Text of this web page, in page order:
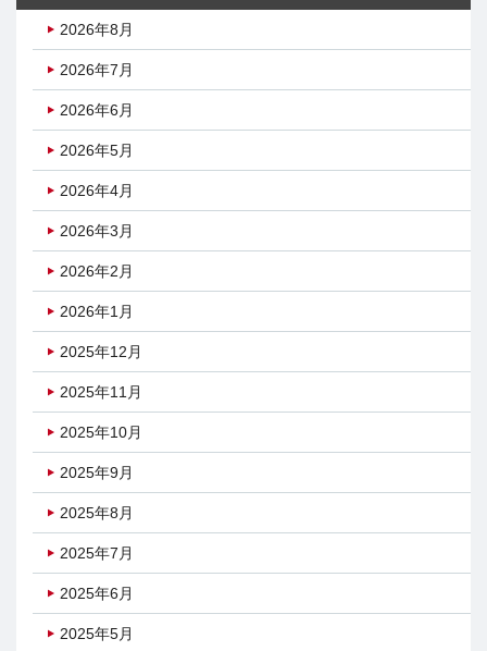
2026年8月
2026年7月
2026年6月
2026年5月
2026年4月
2026年3月
2026年2月
2026年1月
2025年12月
2025年11月
2025年10月
2025年9月
2025年8月
2025年7月
2025年6月
2025年5月